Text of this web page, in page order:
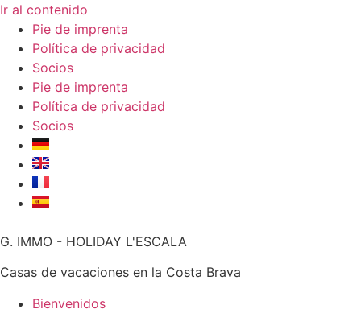
Ir al contenido
Pie de imprenta
Política de privacidad
Socios
Pie de imprenta
Política de privacidad
Socios
G. IMMO - HOLIDAY L'ESCALA
Casas de vacaciones en la Costa Brava
Bienvenidos